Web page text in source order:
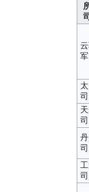
军
司
司
司
司